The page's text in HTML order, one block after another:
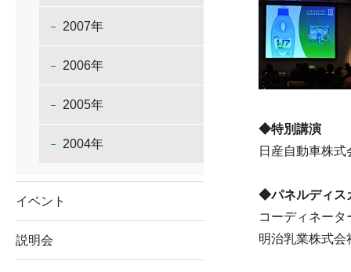
◆特別講演
日産自動車株
◆パネルディス
コーディネータ
明治乳業株式
2007年
2006年
2005年
2004年
イベント
説明会